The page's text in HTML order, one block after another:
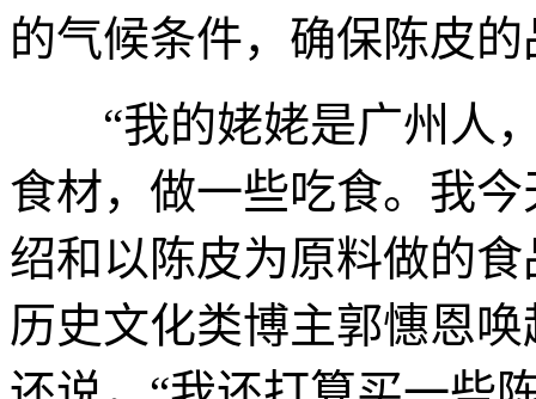
的气候条件，确保陈皮
“我的姥姥是广州人，
食材，做一些吃食。我
绍和以陈皮为原料做的
历史文化类博主郭憓恩